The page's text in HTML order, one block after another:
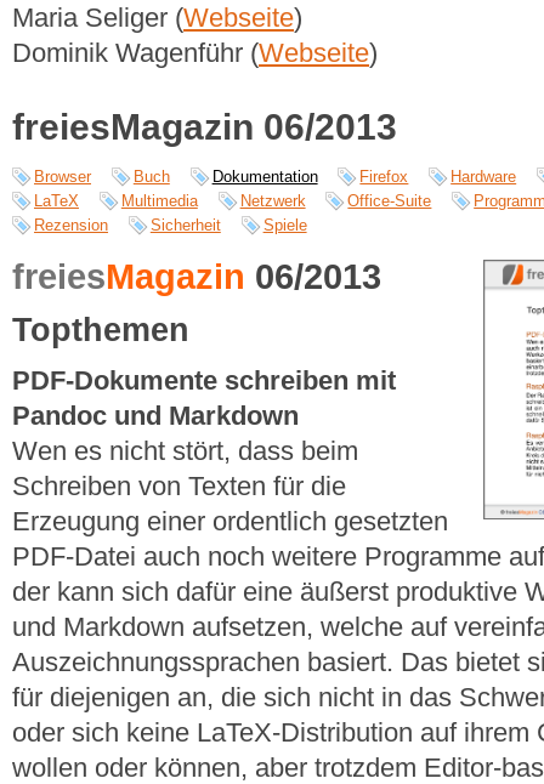
Maria Seliger (Webseite)
Dominik Wagenführ (Webseite)
freiesMagazin 06/2013
Browser Buch Dokumentation Firefox
Hardware
LaTeX
Multimedia Netzwerk Office-Suite
Rezension
Sicherheit Spiele
freiesMagazin 06/2013
Topthemen
PDF-Dokumente schreiben mit
Pandoc und Markdown
Wen es nicht stört, dass beim
Schreiben von Texten für die
Erzeugung einer ordentlich gesetzten
PDF-Datei auch noch weitere Programme
der kann sich dafür eine äußerst produktive
und Markdown aufsetzen, welche auf
Auszeichnungssprachen basiert. Das bietet
für diejenigen an, die sich nicht in das
oder sich keine LaTeX-Distribution auf ihrem
wollen oder können, aber trotzdem Editor-